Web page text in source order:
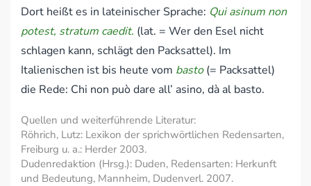
Dort heißt es in lateinischer Sprache: Qui asinum non
potest, stratum caedit. (lat. = Wer den Esel nicht
schlagen kann, schlägt den Packsattel). Im
Italienischen ist bis heute vom basto(= Packsattel)
die Rede: Chi non può dare all’ asino, dà al basto.
Quellen und weiterführende Literatur:
Röhrich, Lutz: Lexikon der sprichwörtlichen Redensarten,
Freiburg u. a.: Herder 2003.
Dudenredaktion (Hrsg.): Duden, Redensarten: Herkunft
und Bedeutung, Mannheim, Dudenverl. 2007.